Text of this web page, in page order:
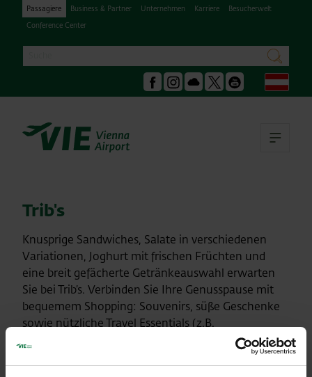
Passagiere Business & Partner Unternehmen Karriere
Besucherwelt
Conference Center
suchen
Facebook
Instagram
Podcast Youtube
Trib's
Knusprige Sandwiches, Salate in verschiedenen
Variationen, Joghurt mit frischen Früchten und
eine breit gefächerte Getränkeauswahl erwarten
Sie bei Trib’s. Verbinden Sie Ihre Genusspause mit
bequemem Shopping: Souvenirs, süße Geschenke
sowie nützliche Travel Essentials (z.B.
Nackenstütze, Schlafmaske, Adapter, Kopfhörer
u.v.m) finden Sie in dieser gemütlichen Bar mit